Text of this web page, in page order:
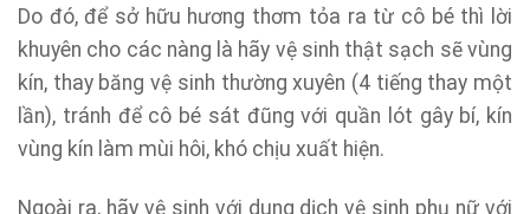
Do đó, để sở hữu hương thơm tỏa ra từ cô bé thì lời
khuyên cho các nàng là hãy vệ sinh thật sạch sẽ vùng
kín, thay băng vệ sinh thường xuyên (4 tiếng thay một
lần), tránh để cô bé sát đũng với quần lót gây bí, kín
vùng kín làm mùi hôi, khó chịu xuất hiện.
Ngoài ra, hãy vệ sinh với dung dịch vệ sinh phụ nữ với